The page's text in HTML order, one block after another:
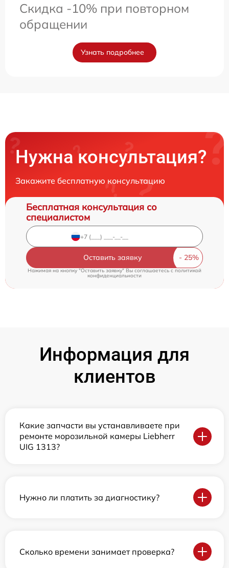
Скидка -10% при повторном
обращении
Узнать подробнее
Нужна консультация?
Закажите бесплатную консультацию
Бесплатная консультация со
специалистом
Оставить заявку
Нажимая на кнопку "Оставить заявку" Вы соглашаетесь c политикой
конфиденциальности
Информация для
клиентов
Какие запчасти вы устанавливаете при
ремонте морозильной камеры Liebherr
UIG 1313?
Нужно ли платить за диагностику?
Сколько времени занимает проверка?